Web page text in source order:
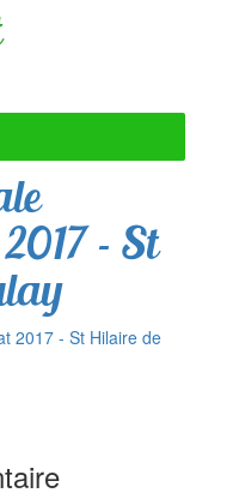
– St
2017 - St Hilaire de